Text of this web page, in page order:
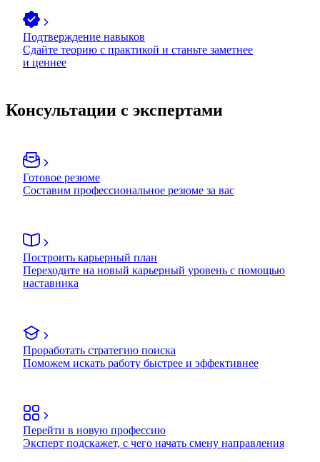
Подтверждение навыков
Сдайте теорию с практикой и станьте заметнее
и ценнее
Консультации с экспертами
Готовое резюме
Составим профессиональное резюме за вас
Построить карьерный план
Переходите на новый карьерный уровень с помощью
наставника
Проработать стратегию поиска
Поможем искать работу быстрее и эффективнее
Перейти в новую профессию
Эксперт подскажет, с чего начать смену направления